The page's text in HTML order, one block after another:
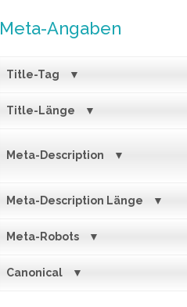
Meta-Angaben
Title-Tag
Title-Länge
Meta-Description
Meta-Description Länge
Meta-Robots
Canonical